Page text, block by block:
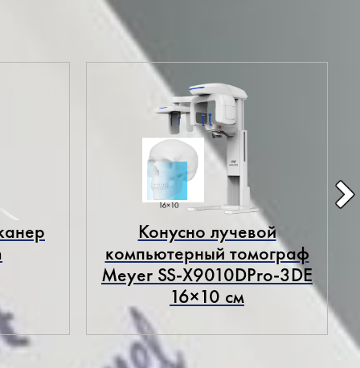
Конусно лучевой
компьютерный томограф
Meyer SS-X9010DPro-3DE
16×10 см